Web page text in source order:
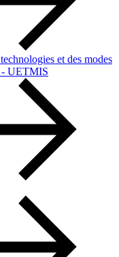
et des modes
- UETMIS